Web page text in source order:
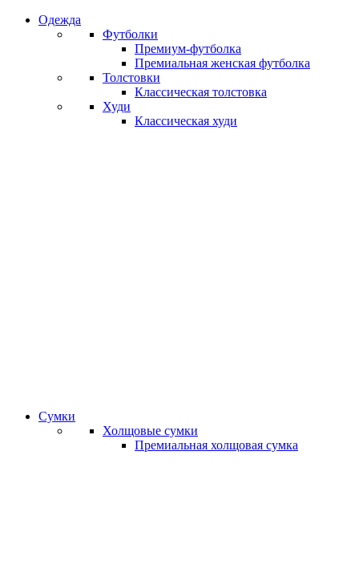
Одежда
Футболки
Премиум-футболка
Премиальная женская футболка
Толстовки
Классическая толстовка
Худи
Классическая худи
Сумки
Холщовые сумки
Премиальная холщовая сумка